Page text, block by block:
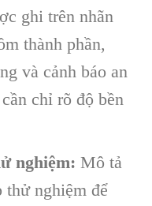
ghi trên nhãn
thành phần,
và cảnh báo an
chỉ rõ độ bền
nghiệm: Mô tả
thử nghiệm để